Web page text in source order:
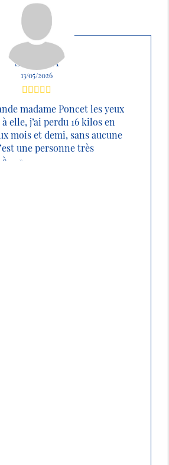
SABRINA
13/05/2026
madame Poncet les yeux
elle, j’ai perdu 16 kilos en
mois et demi, sans aucune
une personne très
...